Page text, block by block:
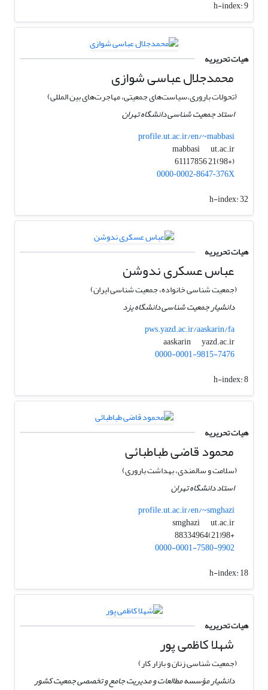
h-index:9
هیات تحریریه
محمدجلال عباسی شوازی
(تحولات باروری،سیاست‌های جمعیتی، مهاجرت‌های بین المللی)
استاد جمعیت شناسی دانشگاه تهران
profile.ut.ac.ir/en/~mabbasi
mabbasi
ut.ac.ir
(+98)21 61117856
0000‑0002‑8647‑376X
h-index:32
هیات تحریریه
عباس عسکری ندوشن
(جمعیت شناسی خانواده، جمعیت شناسی ایران)
دانشیار جمعیت شناسی دانشگاه یزد
pws.yazd.ac.ir/aaskarin/fa
aaskarin
yazd.ac.ir
0000-0001-9815-7476
h-index:8
هیات تحریریه
محمود قاضی طباطبائی
(سلامت و سالمندی، بهداشت باروری)
استاد دانشگاه تهران
profile.ut.ac.ir/en/~smghazi
smghazi
ut.ac.ir
+98(21)88334964
0000-0001-7580-9902
h-index:18
هیات تحریریه
شهلا کاظمی پور
(جمعیت شناسی زنان و بازار کار)
دانشیار مؤسسه مطالعات و مدیریت جامع و تخصصی جمعیت کشور